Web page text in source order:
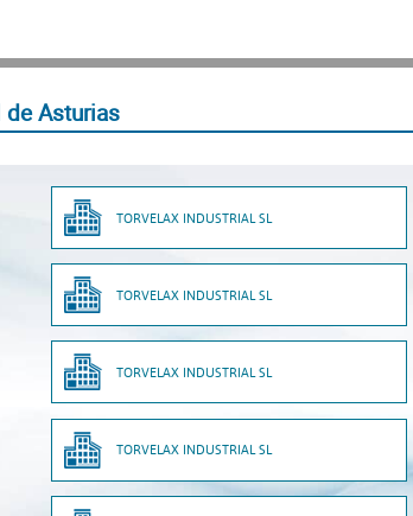
Asturias
TORVELAX INDUSTRIAL SL
TORVELAX INDUSTRIAL SL
TORVELAX INDUSTRIAL SL
TORVELAX INDUSTRIAL SL